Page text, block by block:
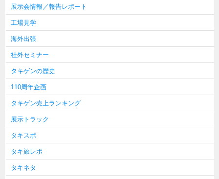
展示会情報／報告レポート
工場見学
海外出張
社外セミナー
タキゲンの歴史
110周年企画
タキゲン売上ランキング
展示トラック
タキスポ
タキ旅レポ
タキネタ